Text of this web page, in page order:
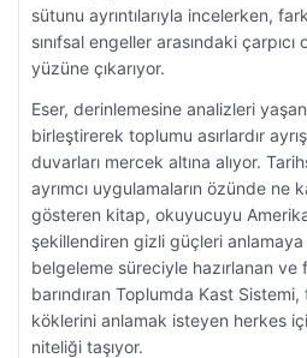
sütunu ayrıntılarıyla incelerken,
sınıfsal engeller arasındaki
yüzüne çıkarıyor.
Eser, derinlemesine analizleri
birleştirerek toplumu asırlardır
duvarları mercek altına alıyor.
ayrımcı uygulamaların özünde ne
gösteren kitap, okuyucuyu
şekillendiren gizli güçleri anlamaya
belgeleme süreciyle hazırlanan ve
barındıran Toplumda Kast Sistemi,
köklerini anlamak isteyen herkes
niteliği taşıyor.